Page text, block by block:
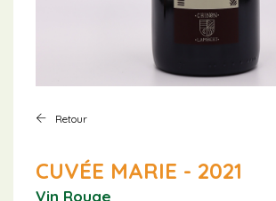
Retour
CUVÉE MARIE - 2021
Vin Rouge